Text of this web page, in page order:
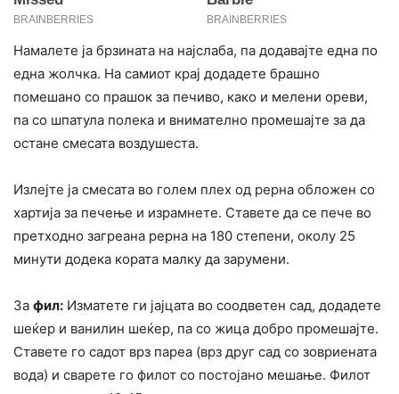
Намалете ја брзината на најслаба, па додавајте една по
една жолчка. На самиот крај додадете брашно
помешано со прашок за печиво, како и мелени ореви,
па со шпатула полека и внимателно промешајте за да
остане смесата воздушеста.
Излејте ја смесата во голем плех од рерна обложен со
хартија за печење и израмнете. Ставете да се пече во
претходно загреана рерна на 180 степени, околу 25
минути додека кората малку да зарумени.
За фил: Изматете ги јајцата во соодветен сад, додадете
шеќер и ванилин шеќер, па со жица добро промешајте.
Ставете го садот врз пареа (врз друг сад со зовриената
вода) и сварете го филот со постојано мешање. Филот